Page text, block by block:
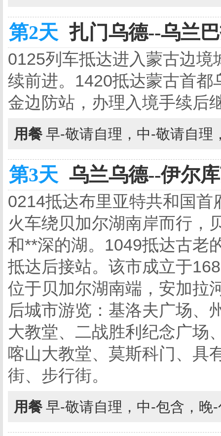
第2天 扎门乌德--乌兰
0125列车抵达进入蒙古边
续前进。1420抵达蒙古首
金边防站，办理入境手续后
用餐 早-敬请自理，中-敬请自理
第3天 乌兰乌德--伊尔
0214抵达布里亚特共和国
火车绕贝加尔湖南岸而行，
和**深的湖。1049抵达古老
抵达后接站。该市成立于
位于贝加尔湖南端，安加拉
后城市游览：基洛夫广场、
大教堂、二战胜利纪念广场
喀山大教堂、莫斯科门、具
街、步行街。
用餐 早-敬请自理，中-包含，晚